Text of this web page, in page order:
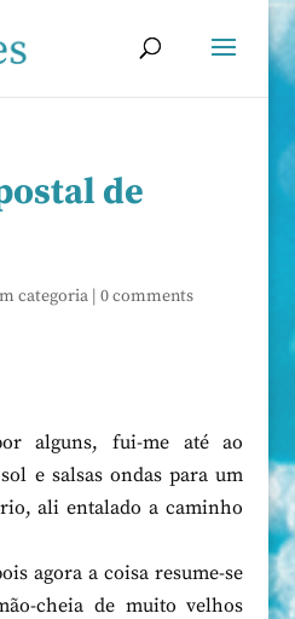
de
categoria| 0 comments
alguns, fui-me até ao
e salsas ondas para um
ali entalado a caminho
agora a coisa resume-se
cheia de muito velhos